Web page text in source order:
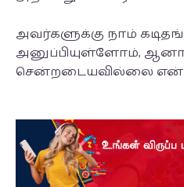
அவர்களுக்கு நாம்
அனுப்பியுள்ளோம்,
சென்றடையவில்லை